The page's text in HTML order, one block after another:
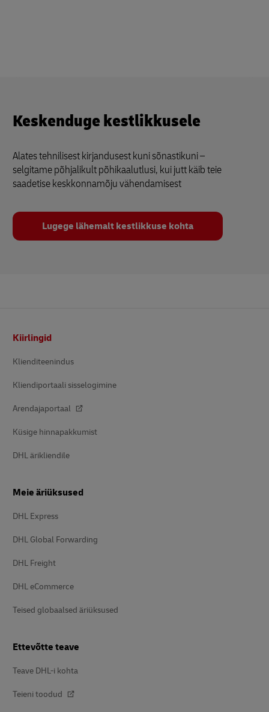
Keskenduge kestlikkusele
Alates tehnilisest kirjandusest kuni sõnastikuni –
selgitame põhjalikult põhikaalutlusi, kui jutt käib teie
saadetise keskkonnamõju vähendamisest
Lugege lähemalt kestlikkuse kohta
Kiirlingid
Klienditeenindus
Kliendiportaali sisselogimine
Arendajaportaal
Küsige hinnapakkumist
DHL ärikliendile
Meie äriüksused
DHL Express
DHL Global Forwarding
DHL Freight
DHL eCommerce
Teised globaalsed äriüksused
Ettevõtte teave
Teave DHL-i kohta
Teieni toodud